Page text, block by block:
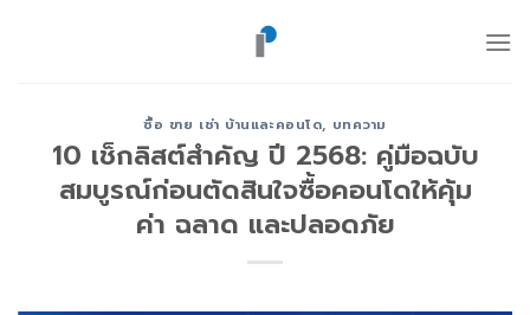
ซื้อ ขาย เช่า บ้านและคอนโด, บทความ
10 เช็กลิสต์สำคัญ ปี 2568: คู่มือฉบับ
สมบูรณ์ก่อนตัดสินใจซื้อคอนโดให้คุ้ม
ค่า ฉลาด และปลอดภัย